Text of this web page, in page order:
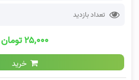
تعداد بازدید
۲۵,۰۰۰ تومان
خرید